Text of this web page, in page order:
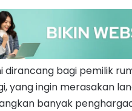
dirancang bagi pemilik
yang ingin merasakan
banyak